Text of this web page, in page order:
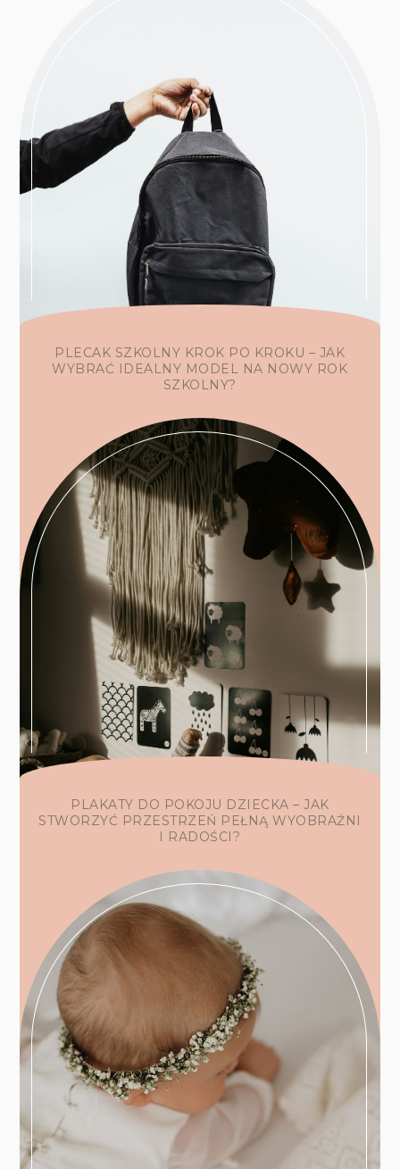
PLECAK SZKOLNY KROK PO KROKU – JAK
WYBRAĆ IDEALNY MODEL NA NOWY ROK
SZKOLNY?
PLAKATY DO POKOJU DZIECKA – JAK
STWORZYĆ PRZESTRZEŃ PEŁNĄ WYOBRAŹNI
I RADOŚCI?